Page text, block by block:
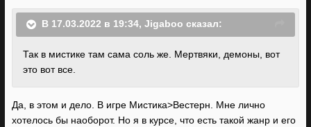
В 17.03.2022 в 19:34, Jigaboo сказал:
Так в мистике там сама соль же. Мертвяки, демоны, вот
это вот все.
Да, в этом и дело. В игре Мистика>Вестерн. Мне лично
хотелось бы наоборот. Но я в курсе, что есть такой жанр и его